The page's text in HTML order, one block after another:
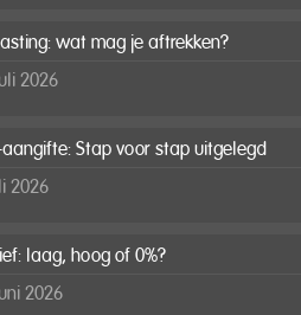
wat mag je aftrekken?
2026
Stap voor stap uitgelegd
2026
laag, hoog of 0%?
2026